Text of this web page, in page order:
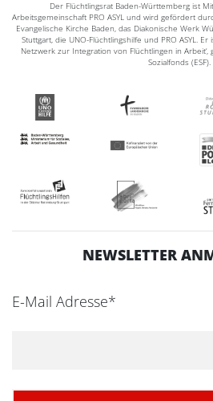
Der Flüchtlingsrat Baden-Württemberg ist
Arbeitsgemeinschaft PRO ASYL und wird gefördert
Evangelische Kirche Baden, das Diakonische Werk
Stuttgart, die UNO-Flüchtlingshilfe und PRO ASYL.
Netzwerk zur Integration von Flüchtlingen in
Sozialfonds (ESF).
NEWSLETTER
E-Mail Adresse*